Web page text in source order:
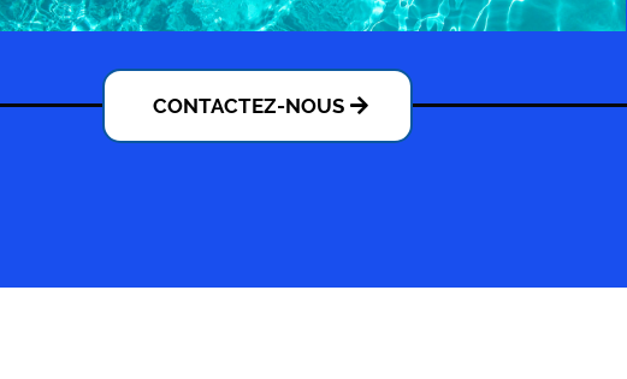
CONTACTEZ-NOUS